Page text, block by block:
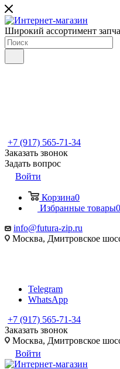
Широкий ассортимент
+7 (917) 565-71-34
Заказать звонок
Задать вопрос
Войти
Корзина0
Избранные товары0
info@futura-zip.ru
Москва, Дмитровское
Telegram
WhatsApp
+7 (917) 565-71-34
Заказать звонок
Москва, Дмитровское
Войти